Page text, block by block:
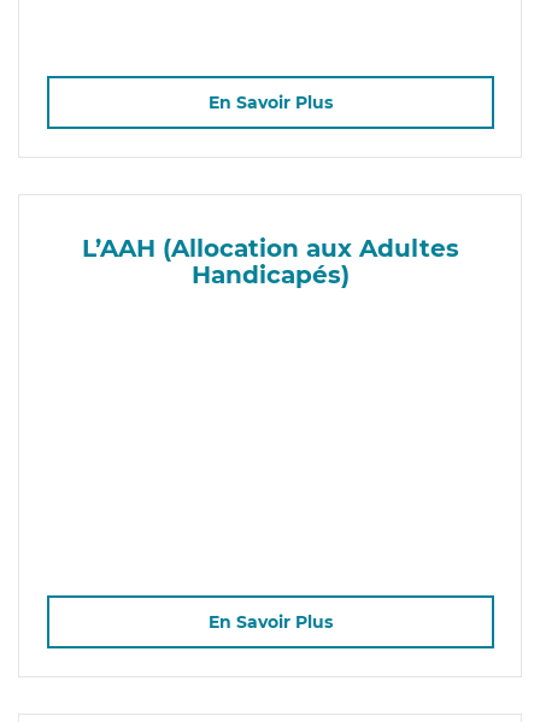
En Savoir Plus
L’AAH (Allocation aux Adultes
Handicapés)
En Savoir Plus